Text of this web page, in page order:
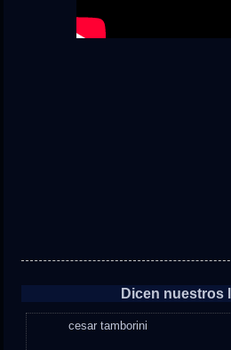
Dicen nuestros
cesar tamborini